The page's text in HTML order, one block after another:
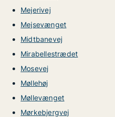
Mejerivej
Mejsevænget
Midtbanevej
Mirabellestrædet
Mosevej
Møllehøj
Møllevænget
Mørkebjergvej